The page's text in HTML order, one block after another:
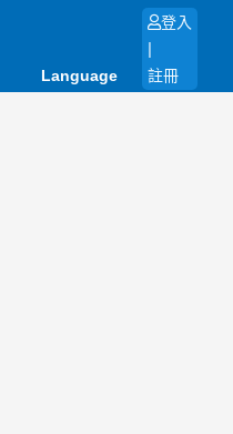
Language
登入
|
註冊